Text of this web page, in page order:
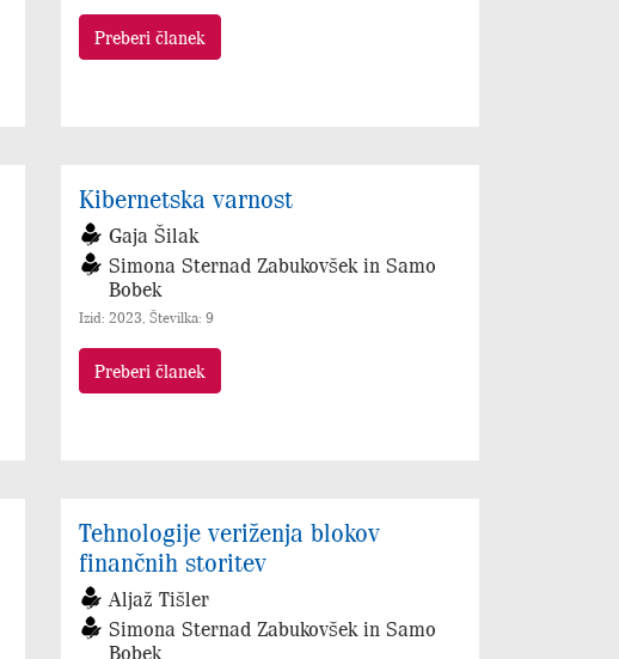
Preberi članek
Kibernetska varnost
Gaja Šilak
Simona Sternad Zabukovšek in Samo
Bobek
Izid: 2023, Številka: 9
Preberi članek
Tehnologije veriženja blokov
finančnih storitev
Aljaž Tišler
Simona Sternad Zabukovšek in Samo
Bobek